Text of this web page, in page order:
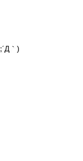
｀)